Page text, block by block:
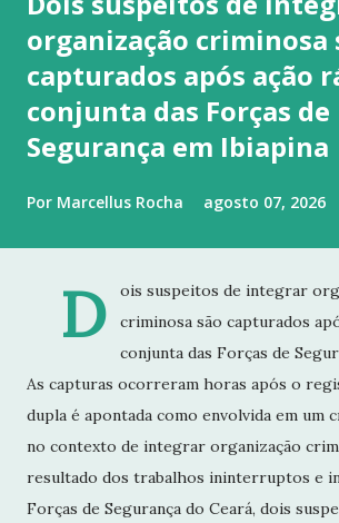
organização criminosa
capturados após ação
conjunta das Forças de
Segurança em Ibiapina
Por Marcellus Rocha agosto 07, 2026
D
ois suspeitos de integrar
criminosa são capturados
conjunta das Forças de
As capturas ocorreram horas após o
dupla é apontada como envolvida em um
no contexto de integrar organização
resultado dos trabalhos ininterruptos e
Forças de Segurança do Ceará, dois